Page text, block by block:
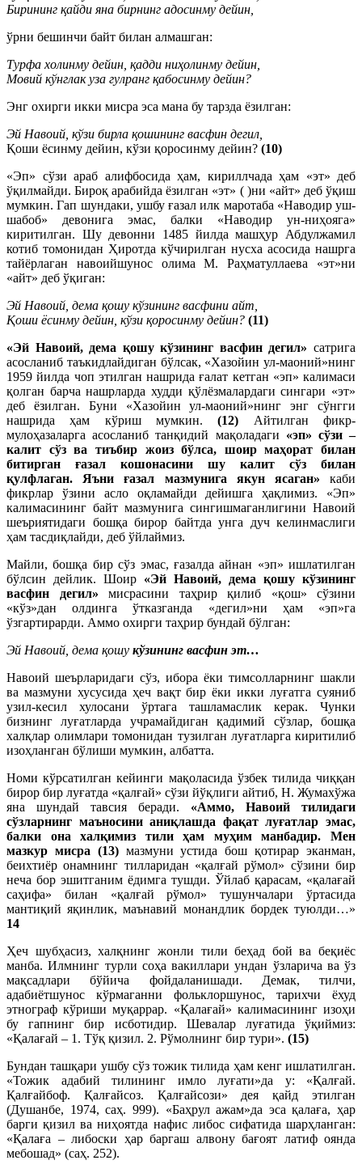
Бирининг қайди яна бирнинг адосинму дейин,
ўрни бешинчи байт билан алмашган:
Турфа холинму дейин, қадди ниҳолинму дейин,
Мовий кўнглак уза гулранг қабосинму дейин?
Энг охирги икки мисра эса мана бу тарзда ёзилган:
Эй Навоий, кўзи бирла қошининг васфин дегил,
Қоши ёсинму дейин, кўзи қоросинму дейин? (10)
«Эп» сўзи араб алифбосида ҳам, кириллчада ҳам «эт» деб
ўқилмайди. Бироқ арабийда ёзилган «эт» ( )ни «айт» деб ўқиш
мумкин. Гап шундаки, ушбу ғазал илк маротаба «Наводир уш-
шабоб» девонига эмас, балки «Наводир ун-ниҳояга»
киритилган. Шу девонни 1485 йилда машҳур Абдулжамил
котиб томонидан Ҳиротда кўчирилган нусха асосида нашрга
тайёрлаган навоийшунос олима М. Раҳматуллаева «эт»ни
«айт» деб ўқиган:
Эй Навоий, дема қошу кўзининг васфини айт,
Қоши ёсинму дейин, кўзи қоросинму дейин? (11)
«Эй Навоий, дема қошу кўзининг васфин дегил» сатрига
асосланиб таъкидлайдиган бўлсак, «Хазойин ул-маоний»нинг
1959 йилда чоп этилган нашрида ғалат кетган «эп» калимаси
қолган барча нашрларда худди қўлёзмалардаги сингари «эт»
деб ёзилган. Буни «Хазойин ул-маоний»нинг энг сўнгги
нашрида ҳам кўриш мумкин.(12) Айтилган фикр-
мулоҳазаларга асосланиб танқидий мақоладаги «эп» сўзи –
калит сўз ва тиъбир жоиз бўлса, шоир маҳорат билан
битирган ғазал кошонасини шу калит сўз билан
қулфлаган. Яъни ғазал мазмунига якун ясаган» каби
фикрлар ўзини асло оқламайди дейишга ҳақлимиз. «Эп»
калимасининг байт мазмунига сингишмаганлигини Навоий
шеъриятидаги бошқа бирор байтда унга дуч келинмаслиги
ҳам тасдиқлайди, деб ўйлаймиз.
Майли, бошқа бир сўз эмас, ғазалда айнан «эп» ишлатилган
бўлсин дейлик. Шоир «Эй Навоий, дема қошу кўзининг
васфин дегил» мисрасини таҳрир қилиб «қош» сўзини
«кўз»дан олдинга ўтказганда «дегил»ни ҳам «эп»га
ўзгартирарди. Аммо охирги таҳрир бундай бўлган:
Эй Навоий, дема қошу кўзининг васфин эт…
Навоий шеърларидаги сўз, ибора ёки тимсолларнинг шакли
ва мазмуни хусусида ҳеч вақт бир ёки икки луғатга суяниб
узил-кесил хулосани ўртага ташламаслик керак. Чунки
бизнинг луғатларда учрамайдиган қадимий сўзлар, бошқа
халқлар олимлари томонидан тузилган луғатларга киритилиб
изоҳланган бўлиши мумкин, албатта.
Номи кўрсатилган кейинги мақоласида ўзбек тилида чиққан
бирор бир луғатда «қалғай» сўзи йўқлиги айтиб, Н. Жумахўжа
яна шундай тавсия беради. «Аммо, Навоий тилидаги
сўзларнинг маъносини аниқлашда фақат луғатлар эмас,
балки она халқимиз тили ҳам муҳим манбадир. Мен
мазкур мисра (13)мазмуни устида бош қотирар эканман,
беихтиёр онамнинг тилларидан «қалғай рўмол» сўзини бир
неча бор эшитганим ёдимга тушди. Ўйлаб қарасам, «қалағай
саҳифа» билан «қалғай рўмол» тушунчалари ўртасида
мантиқий яқинлик, маънавий монандлик бордек туюлди…»
14
Ҳеч шубҳасиз, халқнинг жонли тили беҳад бой ва беқиёс
манба. Илмнинг турли соҳа вакиллари ундан ўзларича ва ўз
мақсадлари бўйича фойдаланишади. Демак, тилчи,
адабиётшунос кўрмаганни фольклоршунос, тарихчи ёхуд
этнограф кўриши муқаррар. «Қалағай» калимасининг изоҳи
бу гапнинг бир исботидир. Шевалар луғатида ўқиймиз:
«Қалағай – 1. Тўқ қизил. 2. Рўмолнинг бир тури». (15)
Бундан ташқари ушбу сўз тожик тилида ҳам кенг ишлатилган.
«Тожик адабий тилининг имло луғати»да у: «Қалғай.
Қалғайбоф. Қалғайсоз. Қалғайсози» дея қайд этилган
(Душанбе, 1974, саҳ. 999). «Баҳрул ажам»да эса қалаға, ҳар
барги қизил ва ниҳоятда нафис либос сифатида шарҳланган:
«Қалаға – либоски ҳар баргаш алвону бағоят латиф оянда
мебошад» (саҳ. 252).